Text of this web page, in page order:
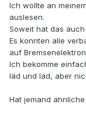
Ich wollte an
auslesen.
Soweit hat das
Es konnten alle
auf
Ich bekomme
läd und läd, aber
Hat jemand ähnliche